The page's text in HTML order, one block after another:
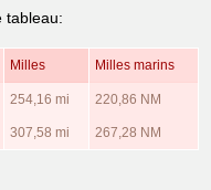
tableau:
Milles Milles marins
254,16 mi 220,86 NM
307,58 mi 267,28 NM